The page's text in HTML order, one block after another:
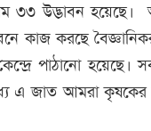
৩৩ উদ্ভাবন
কাজ করছে
পাঠানো হয়েছে।
এ জাত আমরা কৃষকের